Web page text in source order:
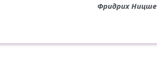
Фридрих Ницше